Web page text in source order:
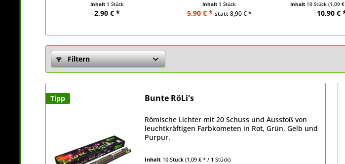
Inhalt 1 Stück
2,90 € *
Inhalt 1 Stück
5,90 € * statt8,90 € *
Inhalt 10 Stück(1,09
10,90 €
Filtern
Tipp Bunte RöLi's
Römische Lichter mit 20 Schuss und Ausstoß von
leuchtkräftigen Farbkometen in Rot, Grün, Gelb und
Purpur.
Inhalt 10 Stück(1,09 € * / 1 Stück)